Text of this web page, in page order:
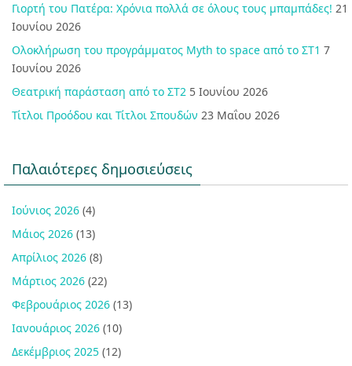
Γιορτή του Πατέρα: Χρόνια πολλά σε όλους τους μπαμπάδες! 21
Ιουνίου 2026
Ολοκλήρωση του προγράμματος Myth to space από το ΣΤ1 7
Ιουνίου 2026
Θεατρική παράσταση από το ΣΤ2 5 Ιουνίου 2026
Τίτλοι Προόδου και Τίτλοι Σπουδών 23 Μαΐου 2026
Παλαιότερες δημοσιεύσεις
Ιούνιος 2026 (4)
Μάιος 2026 (13)
Απρίλιος 2026 (8)
Μάρτιος 2026 (22)
Φεβρουάριος 2026 (13)
Ιανουάριος 2026 (10)
Δεκέμβριος 2025 (12)